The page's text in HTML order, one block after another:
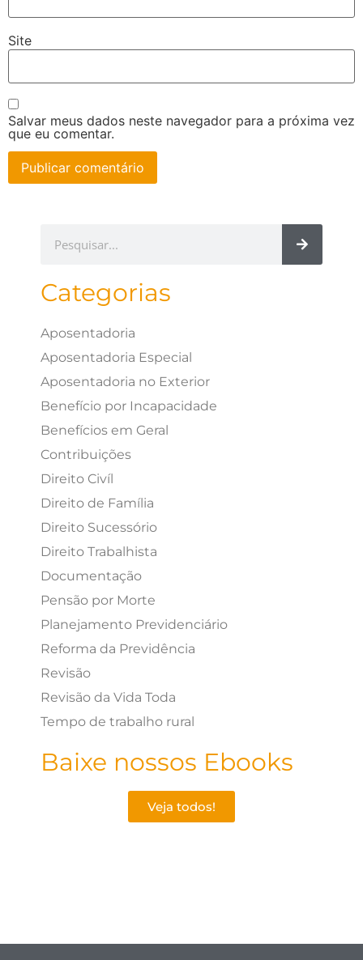
Site
Salvar meus dados neste navegador para a próxima vez
que eu comentar.
Categorias
Aposentadoria
Aposentadoria Especial
Aposentadoria no Exterior
Benefício por Incapacidade
Benefícios em Geral
Contribuições
Direito Civíl
Direito de Família
Direito Sucessório
Direito Trabalhista
Documentação
Pensão por Morte
Planejamento Previdenciário
Reforma da Previdência
Revisão
Revisão da Vida Toda
Tempo de trabalho rural
Baixe nossos Ebooks
Veja todos!